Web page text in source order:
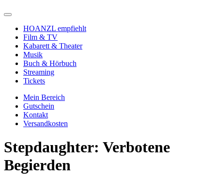
HOANZL empfiehlt
Film & TV
Kabarett & Theater
Musik
Buch & Hörbuch
Streaming
Tickets
Mein Bereich
Gutschein
Kontakt
Versandkosten
Stepdaughter: Verbotene
Begierden